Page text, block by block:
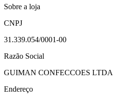
Sobre a loja
CNPJ
31.339.054/0001-00
Razão Social
GUIMAN CONFECCOES LTDA
Endereço